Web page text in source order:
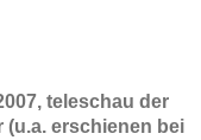
teleschau der
(u.a. erschienen bei